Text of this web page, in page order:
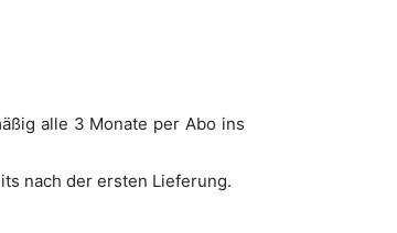
alle 3 Monate per Abo ins
nach der ersten Lieferung.